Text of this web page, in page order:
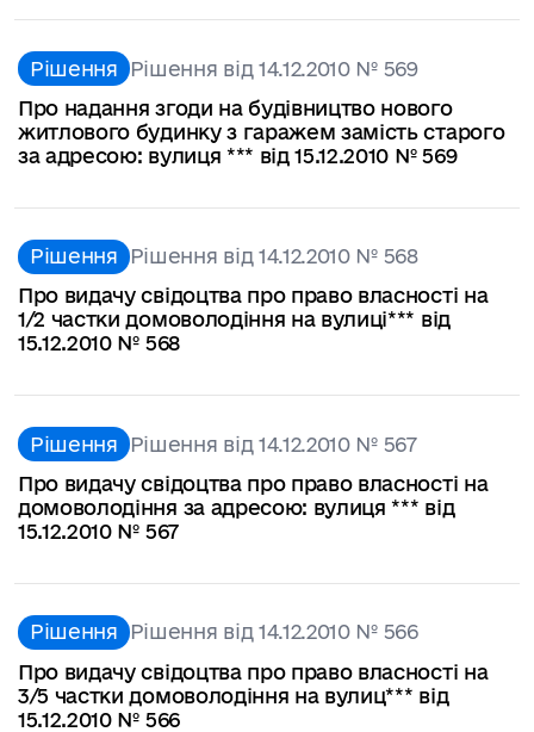
Рішення Рішення від 14.12.2010 № 569
Про надання згоди на будівництво нового
житлового будинку з гаражем замість старого
за адресою: вулиця *** від 15.12.2010 № 569
Рішення Рішення від 14.12.2010 № 568
Про видачу свідоцтва про право власності на
1/2 частки домоволодіння на вулиці*** від
15.12.2010 № 568
Рішення Рішення від 14.12.2010 № 567
Про видачу свідоцтва про право власності на
домоволодіння за адресою: вулиця *** від
15.12.2010 № 567
Рішення Рішення від 14.12.2010 № 566
Про видачу свідоцтва про право власності на
3/5 частки домоволодіння на вулиц*** від
15.12.2010 № 566